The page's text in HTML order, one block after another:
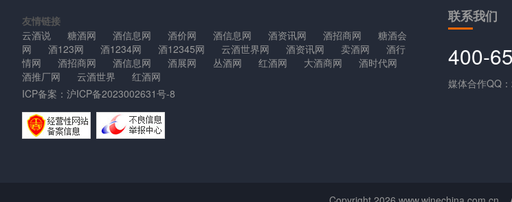
友情链接
云酒说
糖酒网 酒信息网 酒价网 酒信息网 酒资讯网 酒招商网
糖酒会
网
酒123网 酒1234网 酒12345网 云酒世界网 酒资讯网 卖酒网
酒行
情网
酒招商网 酒信息网 酒展网 丛酒网 红酒网 大酒商网
酒时代网
酒推厂网
云酒世界
红酒网
ICP备案： 沪ICP备2023002631号-8
联系我们
400-
媒体合作QQ